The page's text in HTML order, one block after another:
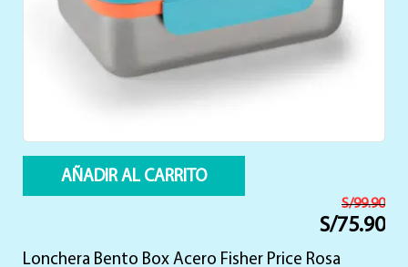
AÑADIR AL CARRITO
S/99.90
original
S/75.90
actual
Lonchera Bento Box Acero Fisher Price Rosa